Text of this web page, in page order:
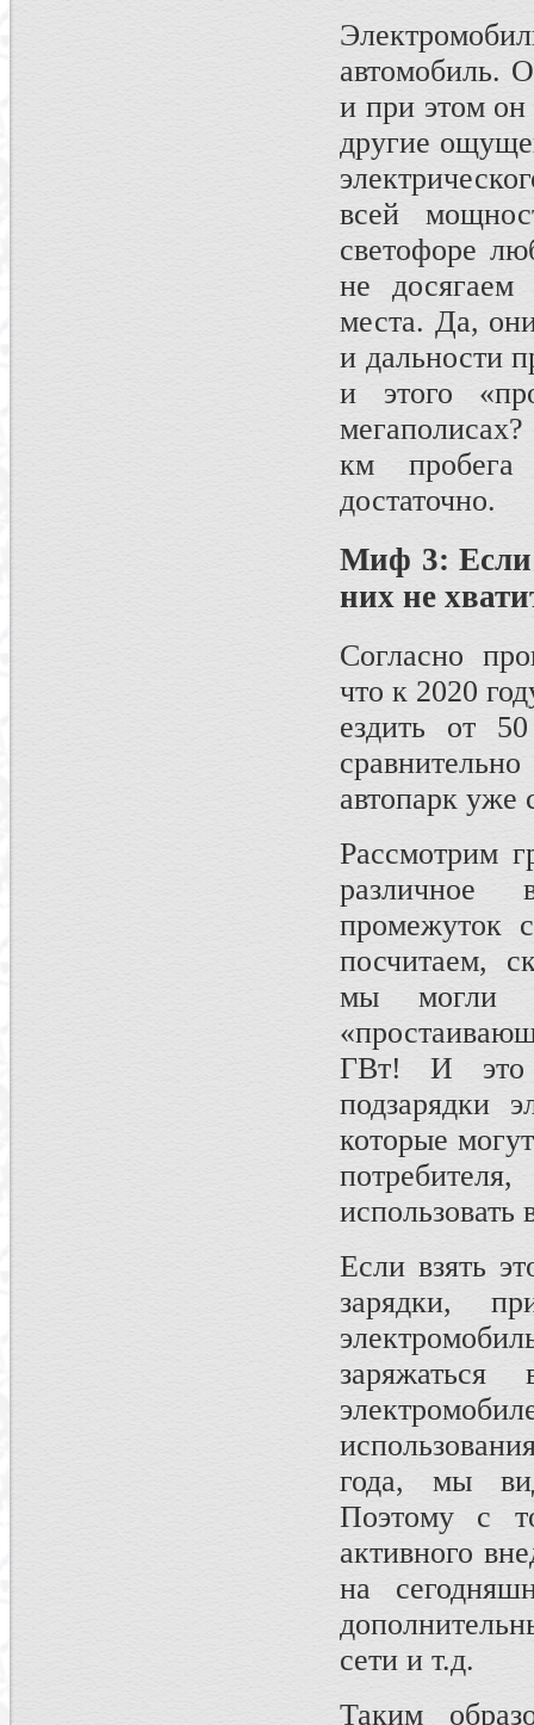
автомобиль.
и при этом он
другие
всей
светофоре
не
места. Да,
и дальности
и этого
км
достаточно.
Миф 3: Если
них не
Согласно
что к 2020
ездить от
автопарк уже
Рассмотрим
различное
промежуток
посчитаем,
мы могли
ГВт! И это
подзарядки
которые
использовать
Если взять
зарядки,
года, мы
Поэтому с
активного
на
сети и т.д.
Таким